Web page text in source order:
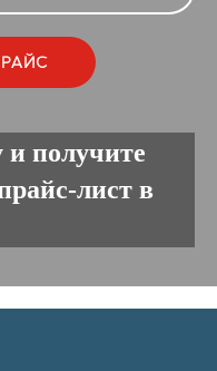
получите
лист в